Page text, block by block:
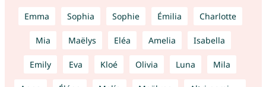
Emma Sophia Sophie Émilia Charlotte
Mia Maëlys Eléa Amelia Isabella
Emily Eva Kloé Olivia Luna Mila